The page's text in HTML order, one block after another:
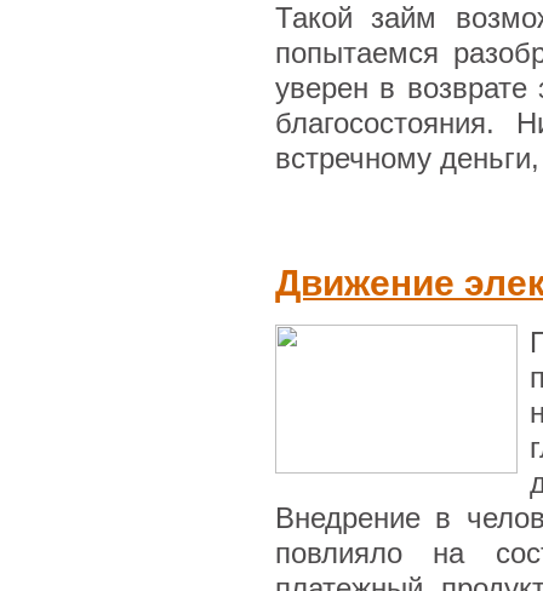
Такой займ
попытаемся
уверен в
благосостояния.
встречному
Движение
Внедрение в
повлияло на